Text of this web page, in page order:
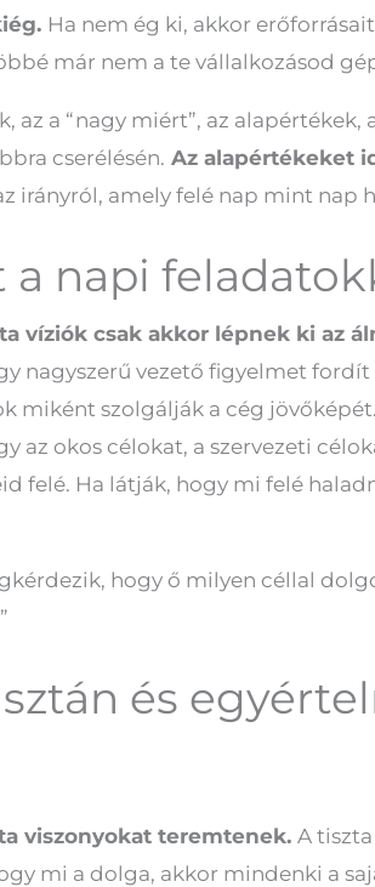
Ha nem ég ki, akkor
már nem a te vállalkozásod
az a “nagy miért”, az
cserélésén. Az alapértékeket
irányról, amely felé nap mint nap
a napi
víziók csak akkor lépnek ki az
nagyszerű vezető figyelmet
miként szolgálják a cég
az okos célokat, a szervezeti
felé. Ha látják, hogy mi felé
hogy ő milyen céllal
és
viszonyokat teremtenek.A
mi a dolga, akkor mindenki a